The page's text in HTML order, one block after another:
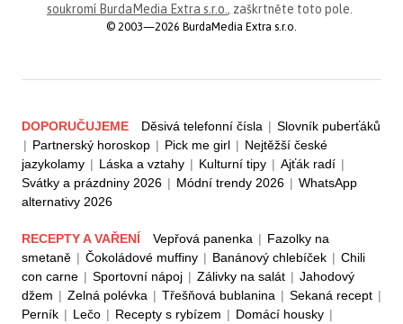
soukromí BurdaMedia Extra s.r.o. , zaškrtněte toto pole.
© 2003—2026 BurdaMedia Extra s.r.o.
DOPORUČUJEME Děsivá telefonní čísla | Slovník puberťáků
| Partnerský horoskop | Pick me girl | Nejtěžší české
jazykolamy | Láska a vztahy | Kulturní tipy | Ajťák radí |
Svátky a prázdniny 2026 | Módní trendy 2026 | WhatsApp
alternativy 2026
RECEPTY A VAŘENÍ Vepřová panenka | Fazolky na
smetaně | Čokoládové muffiny | Banánový chlebíček | Chili
con carne | Sportovní nápoj | Zálivky na salát | Jahodový
džem | Zelná polévka | Třešňová bublanina | Sekaná recept |
Perník | Lečo | Recepty s rybízem | Domácí housky |